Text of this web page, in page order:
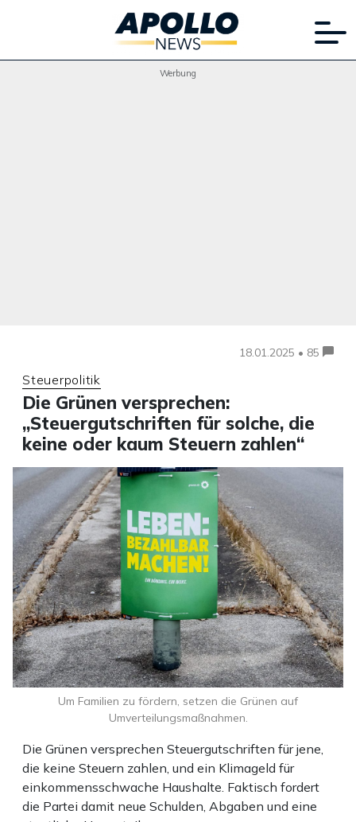
Werbung
18.01.2025 • 85
Steuerpolitik
Die Grünen versprechen:
„Steuergutschriften für solche, die
keine oder kaum Steuern zahlen“
Die Grünen versprechen Steuergutschriften für jene,
die keine Steuern zahlen, und ein Klimageld für
einkommensschwache Haushalte. Faktisch fordert
die Partei damit neue Schulden, Abgaben und eine
Um Familien zu fördern, setzen die Grünen auf
Umverteilungsmaßnahmen.